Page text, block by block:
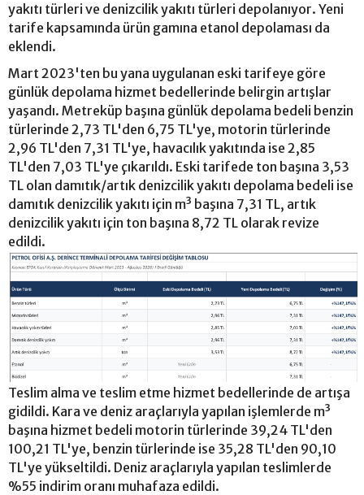
yakıtı türleri ve denizcilik yakıtı türleri depolanıyor. Yeni
tarife kapsamında ürün gamına etanol depolaması da
eklendi.
Mart 2023'ten bu yana uygulanan eski tarifeye göre
günlük depolama hizmet bedellerinde belirgin artışlar
yaşandı. Metreküp başına günlük depolama bedeli benzin
türlerinde 2,73 TL'den 6,75 TL'ye, motorin türlerinde
2,96 TL'den 7,31 TL'ye, havacılık yakıtında ise 2,85
TL'den 7,03 TL'ye çıkarıldı. Eski tarifede ton başına 3,53
TL olan damıtık/artık denizcilik yakıtı depolama bedeli ise
damıtık denizcilik yakıtı için m³ başına 7,31 TL, artık
denizcilik yakıtı için ton başına 8,72 TL olarak revize
edildi.
Teslim alma ve teslim etme hizmet bedellerinde de artışa
gidildi. Kara ve deniz araçlarıyla yapılan işlemlerde m³
başına hizmet bedeli motorin türlerinde 39,24 TL'den
100,21 TL'ye, benzin türlerinde ise 35,28 TL'den 90,10
TL'ye yükseltildi. Deniz araçlarıyla yapılan teslimlerde
%55 indirim oranı muhafaza edildi.